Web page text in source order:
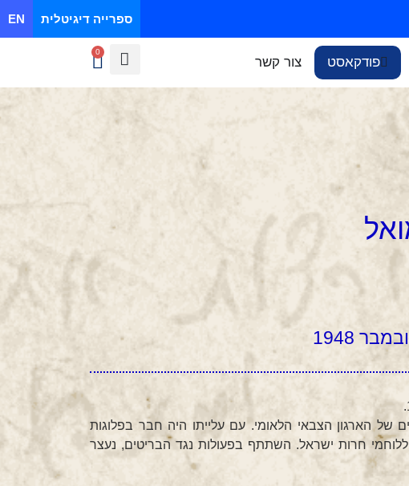
EN ספרייה דיגיטלית
פודקאסט צור קשר
0
בספינת המעפילים של הארגון הצבאי הלאומי. עם עלייתו היה חבר בפלוגות
חרות ישראל. השתתף בפעולות נגד הבריטים, נעצר